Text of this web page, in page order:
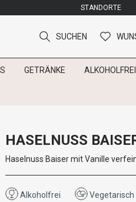
STANDORTE
SUCHEN
GETRÄNKE ALKOHOLFREI
HASELNUSS
Haselnuss Baiser mit Vanille
Alkoholfrei Vegetarisch